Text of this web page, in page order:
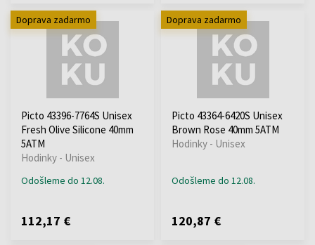
Doprava zadarmo
Picto 43396-7764S Unisex
Fresh Olive Silicone 40mm
5ATM
Hodinky - Unisex
Odošleme do 12.08.
112,17 €
Doprava zadarmo
Picto 43364-6420S Unisex
Brown Rose 40mm 5ATM
Hodinky - Unisex
Odošleme do 12.08.
120,87 €